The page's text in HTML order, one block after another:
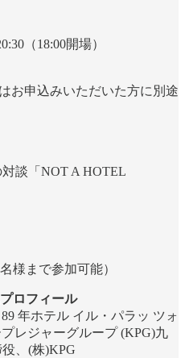
（18:00開場）
お申込みいただいた方に別途
談「NOT A HOTEL
様まで参加可能）
ロフィール
年ホテル イル・パラッ ツォ
レジャーグループ (KPG)九
、(株)KPG